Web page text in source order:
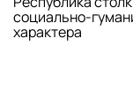
социально-
характера